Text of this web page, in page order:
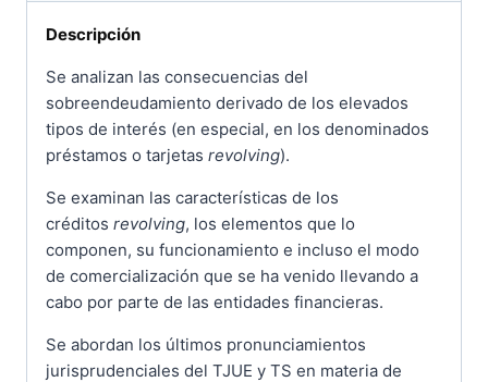
Descripción
Se analizan las consecuencias del
sobreendeudamiento derivado de los elevados
tipos de interés (en especial, en los denominados
préstamos o tarjetas revolving).
Se examinan las características de los
créditos revolving, los elementos que lo
componen, su funcionamiento e incluso el modo
de comercialización que se ha venido llevando a
cabo por parte de las entidades financieras.
Se abordan los últimos pronunciamientos
jurisprudenciales del TJUE y TS en materia de